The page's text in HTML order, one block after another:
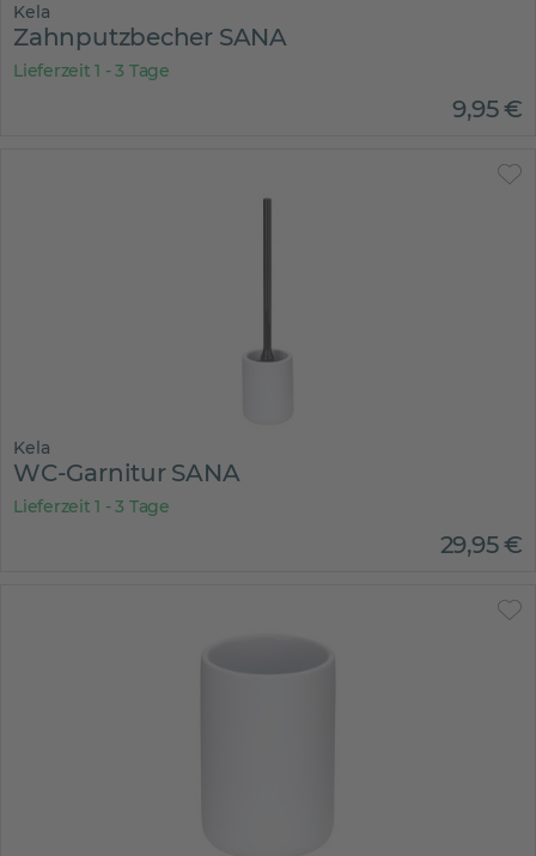
Kela
Zahnputzbecher SANA
Lieferzeit 1 - 3 Tage
9,95€
Kela
WC-Garnitur SANA
Lieferzeit 1 - 3 Tage
29,95€